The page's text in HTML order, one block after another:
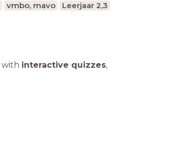
vmbo, mavo Leerjaar 2,3
with interactive quizzes,